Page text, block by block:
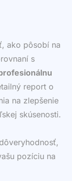
ako pôsobí na
s
report o
na zlepšenie
skúsenosti.
pozíciu na